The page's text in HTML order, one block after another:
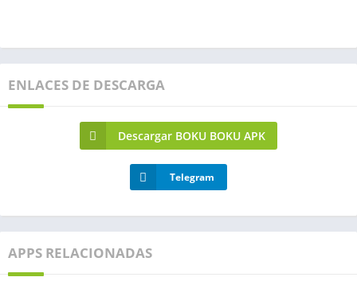
ENLACES DE DESCARGA
Descargar BOKU BOKU APK
Telegram
APPS RELACIONADAS